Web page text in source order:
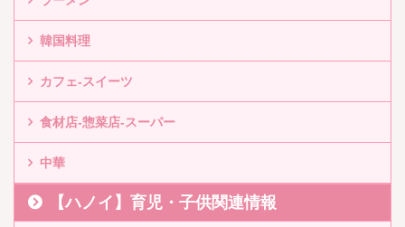
韓国料理
カフェ-スイーツ
食材店-惣菜店-スーパー
中華
【ハノイ】育児・子供関連情報